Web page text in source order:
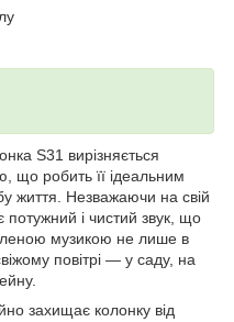
S31 вирізняється
що робить її ідеальним
життя. Незважаючи на свій
і чистий звук, що
музикою не лише в
повітрі — у саду, на
захищає колонку від